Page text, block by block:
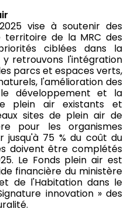
vise à soutenir des
de la MRC des
ciblées dans la
retrouvons l'intégration
parcs et espaces verts,
l'amélioration des
développement et la
plein air existants et
sites de plein air de
pour les organismes
jusqu'à 75 % du coût du
doivent être complétés
Le Fonds plein air est
financière du ministère
de l'Habitation dans le
innovation » des